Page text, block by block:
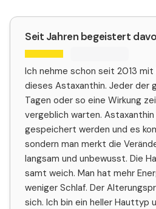
Seit Jahren begeistert
Ich nehme schon seit 2013
dieses Astaxanthin. Jeder der
Tagen oder so eine Wirkung
vergeblich warten.
gespeichert werden und es
sondern man merkt die
langsam und unbewusst. Die
samt weich. Man hat mehr
weniger Schlaf. Der
sich. Ich bin ein heller Hauttyp